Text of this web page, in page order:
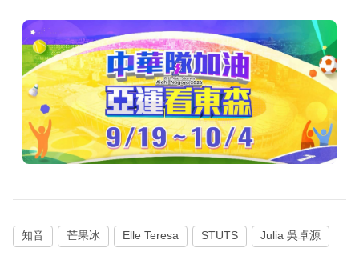
知音 芒果冰 Elle Teresa STUTS Julia 吳卓源